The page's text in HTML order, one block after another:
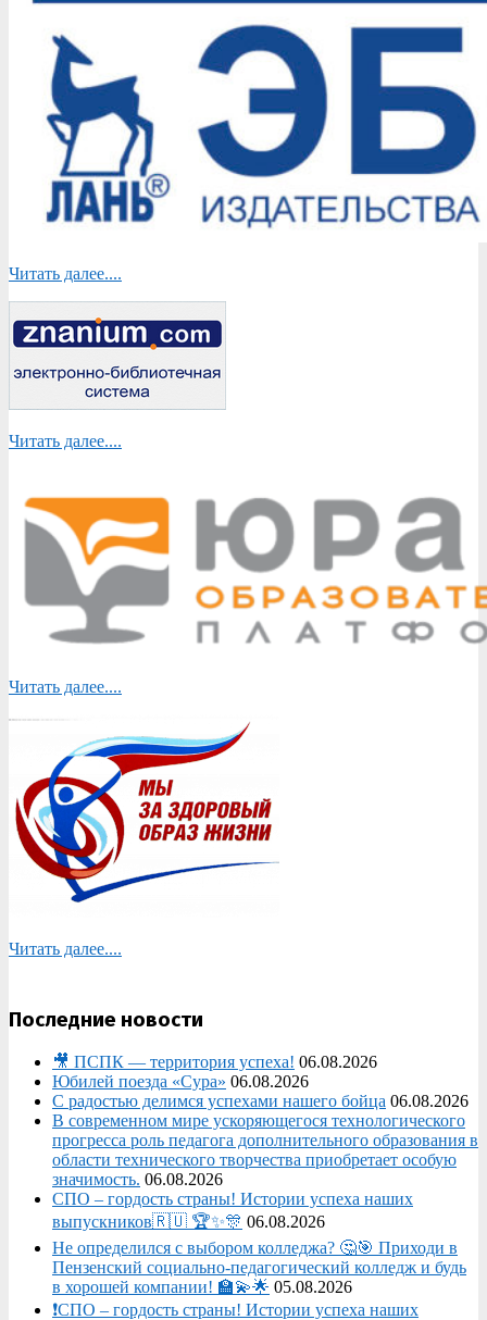
Читать далее....
Читать далее....
Читать далее....
Читать далее....
Последние новости
🎥 ПСПК — территория успеха! 06.08.2026
Юбилей поезда «Сура» 06.08.2026
С радостью делимся успехами нашего бойца 06.08.2026
В современном мире ускоряющегося технологического
прогресса роль педагога дополнительного образования в
области технического творчества приобретает особую
значимость. 06.08.2026
СПО – гордость страны! Истории успеха наших
выпускников🇷🇺 🏆✨🎊 06.08.2026
Не определился с выбором колледжа? 🤔🎯 Приходи в
Пензенский социально-педагогический колледж и будь
в хорошей компании! 🏫💫🌟 05.08.2026
❗СПО – гордость страны! Истории успеха наших